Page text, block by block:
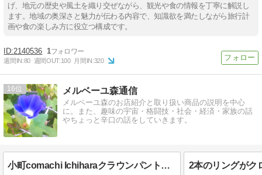
げ、地元の歴史や風土を織り交ぜながら、観光や食の情報を丁寧に解説し
ます。地域の奥深さと魅力が伝わる内容で、知識欲を満たしながら旅行計
画や食の楽しみ方に役立つ構成です。
2140536 1
週間IN:80 週間OUT:100 月間IN:320
16 メルベーユ森通信
メルベーユ森のお店紹介と取り扱い商品の説明を中心
に。また、趣味の宇宙・格闘技・社会・経済・家族の話
やちょっと辛口の話をしていきます。
小町comachi Ichiharaクラウンパント型オールチタン～日本が世界シェア8割を握る"素材"～